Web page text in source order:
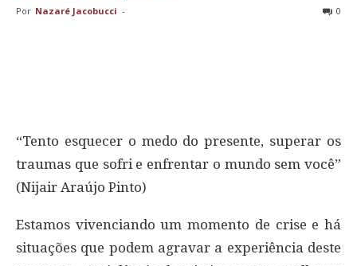
Por Nazaré Jacobucci - 0
“Tento esquecer o medo do presente, superar os
traumas que sofri e enfrentar o mundo sem você”
(Nijair Araújo Pinto)
Estamos vivenciando um momento de crise e há
situações que podem agravar a experiência deste